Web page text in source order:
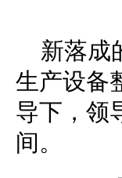
新落成
生产设备
导下，领
间。